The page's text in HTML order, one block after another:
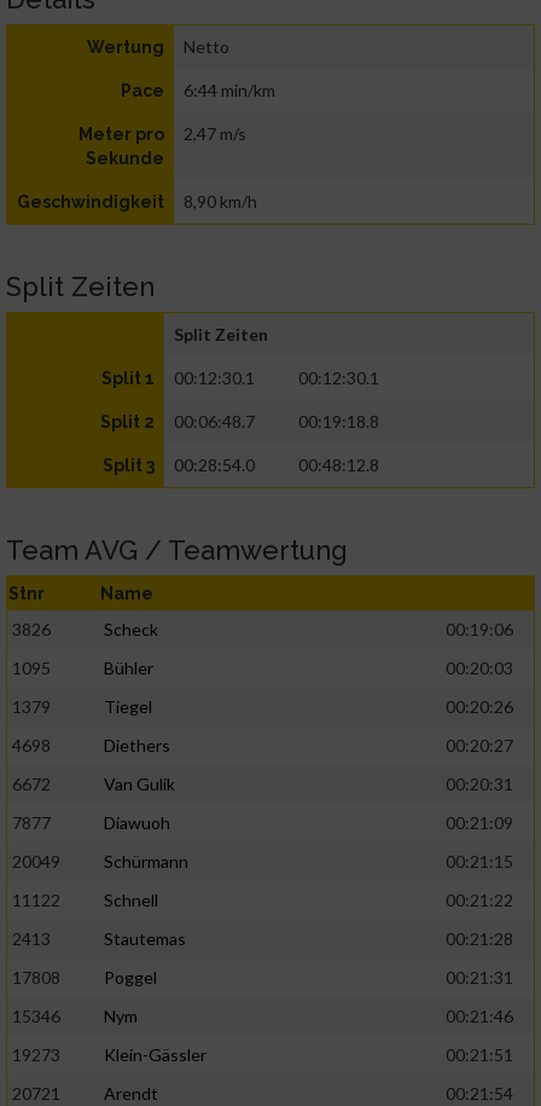
Wertung Netto
Pace 6:44 min/km
Meter pro
Sekunde
2,47 m/s
Geschwindigkeit 8,90 km/h
Split Zeiten
Split Zeiten
Split 1 00:12:30.1 00:12:30.1
Split 2 00:06:48.7 00:19:18.8
Split 3 00:28:54.0 00:48:12.8
Team AVG / Teamwertung
Stnr Name
3826 Scheck
00:19:06
1095
Bühler
00:20:03
1379
Tiegel
00:20:26
4698
Diethers
00:20:27
6672
Van Gulik
00:20:31
7877
Diawuoh
00:21:09
20049
Schürmann
00:21:15
11122
Schnell
00:21:22
2413
Stautemas
00:21:28
17808
Poggel
00:21:31
15346
Nym
00:21:46
19273
Klein-Gässler
00:21:51
20721
Arendt
00:21:54